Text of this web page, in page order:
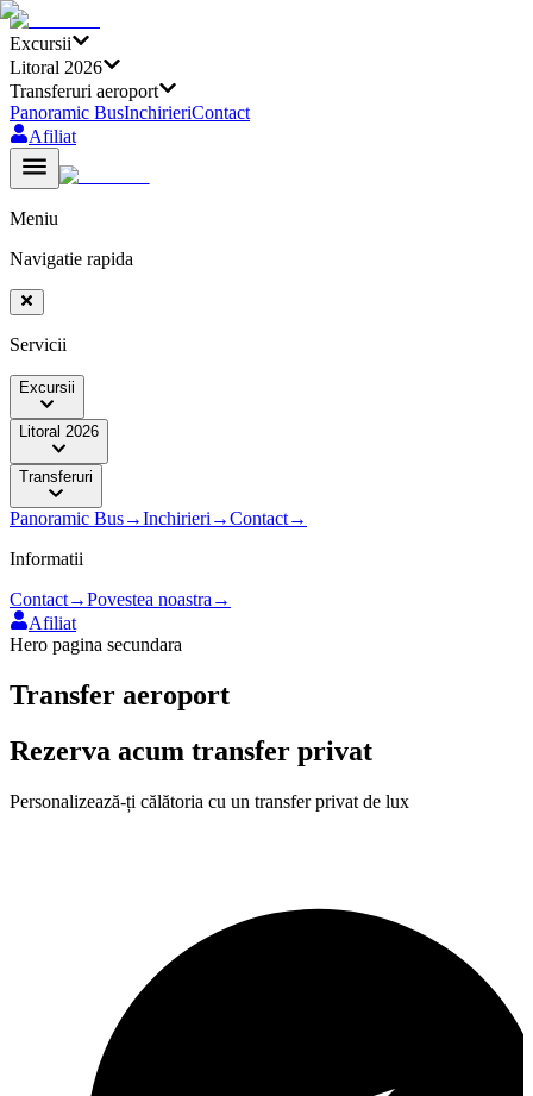
Excursii
Litoral 2026
Transferuri aeroport
Panoramic BusInchirieriContact
Afiliat
Meniu
Navigatie rapida
Servicii
Excursii
Litoral 2026
Transferuri
Panoramic Bus→Inchirieri →Contact→
Informatii
Contact→Povestea noastra →
Afiliat
Hero pagina secundara
Transfer aeroport
Rezerva acum transfer privat
Personalizează-ți călătoria cu un transfer privat de lux